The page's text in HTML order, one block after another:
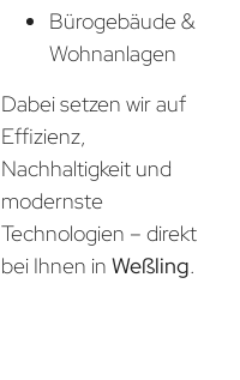
Bürogebäude &
Wohnanlagen
Dabei setzen wir auf
Effizienz,
Nachhaltigkeit und
modernste
Technologien – direkt
bei Ihnen in Weßling.